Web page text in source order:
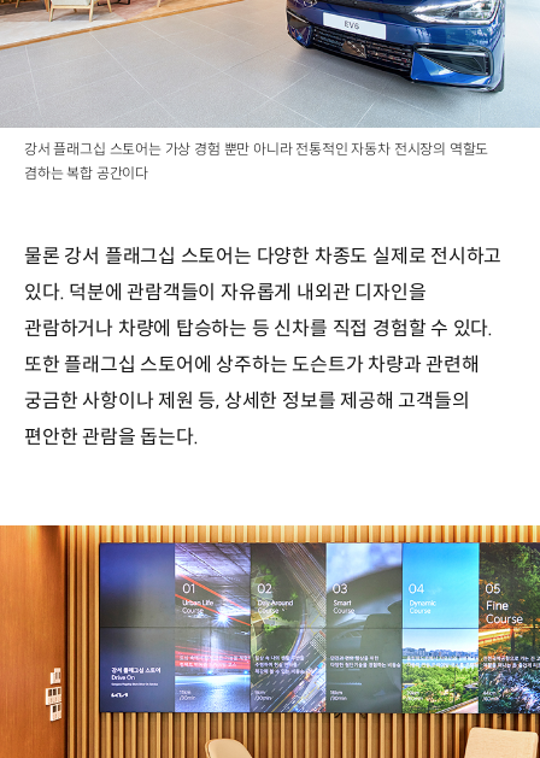
강서 플래그십 스토어는 가상 경험 뿐만 아니라 전통적인 자동차 전시장의 역할도
겸하는 복합 공간이다
물론 강서 플래그십 스토어는 다양한 차종도 실제로 전시하고
있다. 덕분에 관람객들이 자유롭게 내외관 디자인을
관람하거나 차량에 탑승하는 등 신차를 직접 경험할 수 있다.
또한 플래그십 스토어에 상주하는 도슨트가 차량과 관련해
궁금한 사항이나 제원 등, 상세한 정보를 제공해 고객들의
편안한 관람을 돕는다.